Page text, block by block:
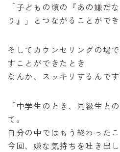
「子どもの頃の『あの嫌だ
り』」とつながることができ
そしてカウンセリングの場
すことができたとき
なんか、スッキリするんです
「中学生のとき、同級生と
て。
自分の中ではもう終わった
今回、嫌な気持ちを吐き出